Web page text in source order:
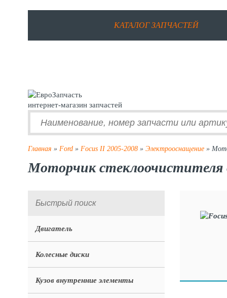
КАТАЛОГ ЗАПЧАСТЕЙ
интернет-магазин запчастей
Главная » Ford » Focus II 2005-2008 » Электрооснащение »
Моторчик стеклоочистителя
Двигатель
Колесные диски
Кузов внутренние элементы